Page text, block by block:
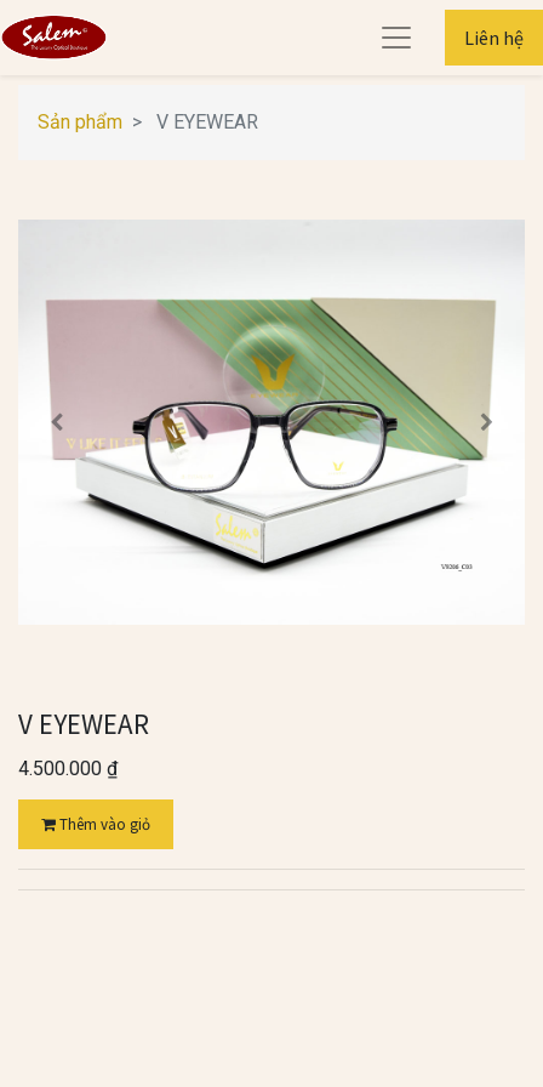
Liên hệ
Sản phẩm V EYEWEAR
V EYEWEAR
4.500.000 ₫
Thêm vào giỏ